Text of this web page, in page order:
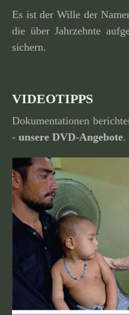
Es ist der Wille der
die über Jahrzehnte
sichern.
VIDEOTIPPS
Dokumentationen
- unsere DVD-Angebote.